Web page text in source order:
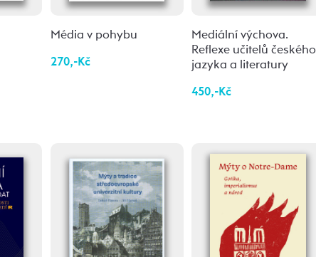
Média v pohybu
270,-Kč
Mediální výchova.
Reflexe učitelů českého
jazyka a literatury
450,-Kč